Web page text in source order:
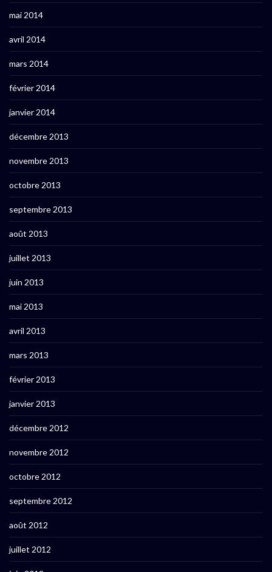
mai 2014
avril 2014
mars 2014
février 2014
janvier 2014
décembre 2013
novembre 2013
octobre 2013
septembre 2013
août 2013
juillet 2013
juin 2013
mai 2013
avril 2013
mars 2013
février 2013
janvier 2013
décembre 2012
novembre 2012
octobre 2012
septembre 2012
août 2012
juillet 2012